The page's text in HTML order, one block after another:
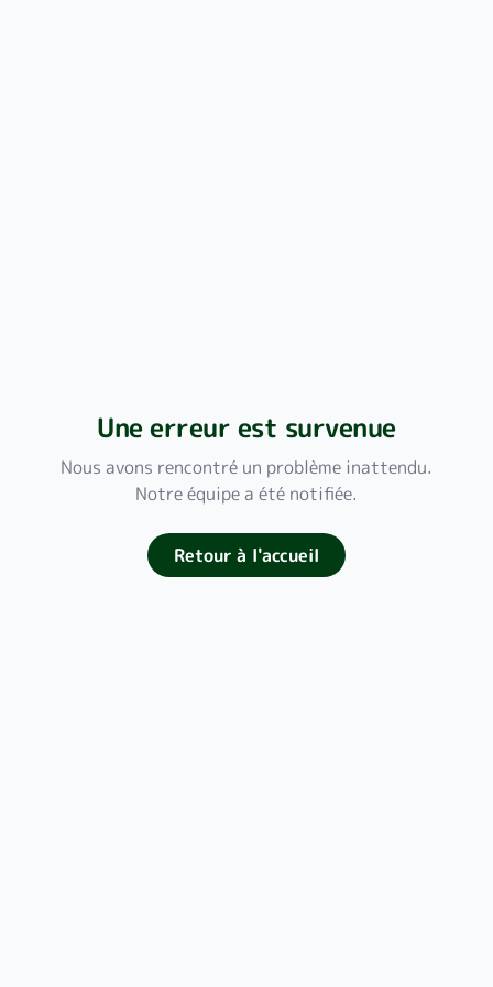
Une erreur est survenue
Nous avons rencontré un problème inattendu.
Notre équipe a été notifiée.
Retour à l'accueil